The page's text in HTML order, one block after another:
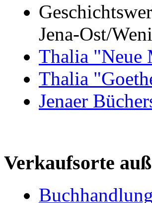
Jena-Ost/
Thalia "Neue
Thalia
Jenaer
Verkaufsorte